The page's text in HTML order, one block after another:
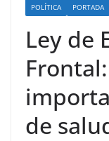
POLÍTICA PORTADA
Ley de
de